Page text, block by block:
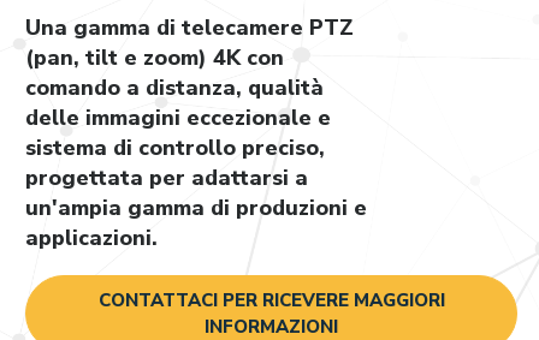
Una gamma di telecamere PTZ
(pan, tilt e zoom) 4K con
comando a distanza, qualità
delle immagini eccezionale e
sistema di controllo preciso,
progettata per adattarsi a
un'ampia gamma di produzioni e
applicazioni.
CONTATTACI PER RICEVERE MAGGIORI
INFORMAZIONI